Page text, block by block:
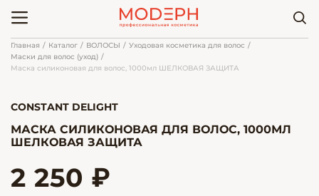
Главная Каталог ВОЛОСЫ
Уходовая косметика для волос
Маски для волос (уход)
Маска силиконовая для волос, 1000мл ШЕЛКОВАЯ ЗАЩИТА
CONSTANT DELIGHT
МАСКА СИЛИКОНОВАЯ ДЛЯ ВОЛОС, 1000МЛ
ШЕЛКОВАЯ ЗАЩИТА
2 250 ₽